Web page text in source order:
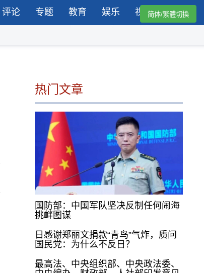
评论 专题 教育 娱乐 视频简体/繁體切換
热门文章
国防部：中国军队坚决反制任何闹海
挑衅图谋
日感谢郑丽文捐款“青鸟”气炸，质问
国民党：为什么不反日？
最高法、中央组织部、中央政法委、